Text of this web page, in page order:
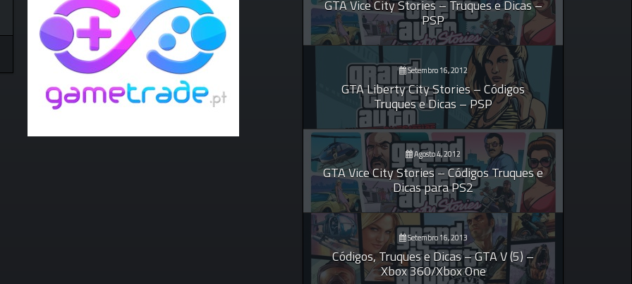
GTA Vice City Stories – Truques e Dicas –
PSP
Setembro 16, 2012
GTA Liberty City Stories – Códigos
Truques e Dicas – PSP
Agosto 4, 2012
GTA Vice City Stories – Códigos Truques e
Dicas para PS2
Setembro 16, 2013
Códigos, Truques e Dicas – GTA V (5) –
Xbox 360/Xbox One